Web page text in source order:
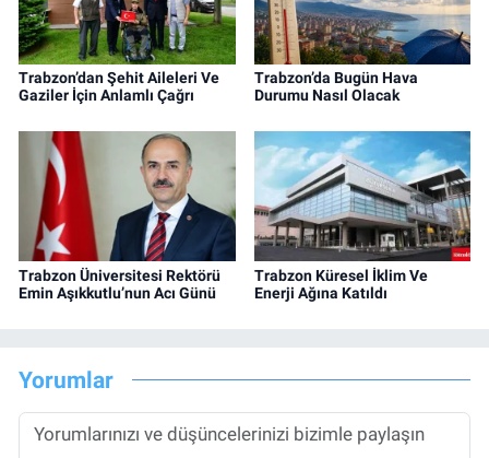
Trabzon’dan Şehit Aileleri Ve
Gaziler İçin Anlamlı Çağrı
Trabzon’da Bugün Hava
Durumu Nasıl Olacak
Trabzon Üniversitesi Rektörü
Emin Aşıkkutlu’nun Acı Günü
Trabzon Küresel İklim Ve
Enerji Ağına Katıldı
Yorumlar